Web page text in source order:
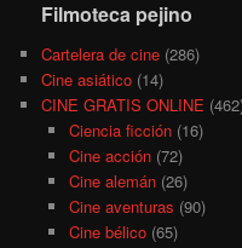
Filmoteca pejino
Cartelera de cine (286)
Cine asiático (14)
CINE GRATIS ONLINE
Ciencia ficción(16)
Cine acción(72)
Cine alemán(26)
Cine aventuras (90)
Cine bélico(65)